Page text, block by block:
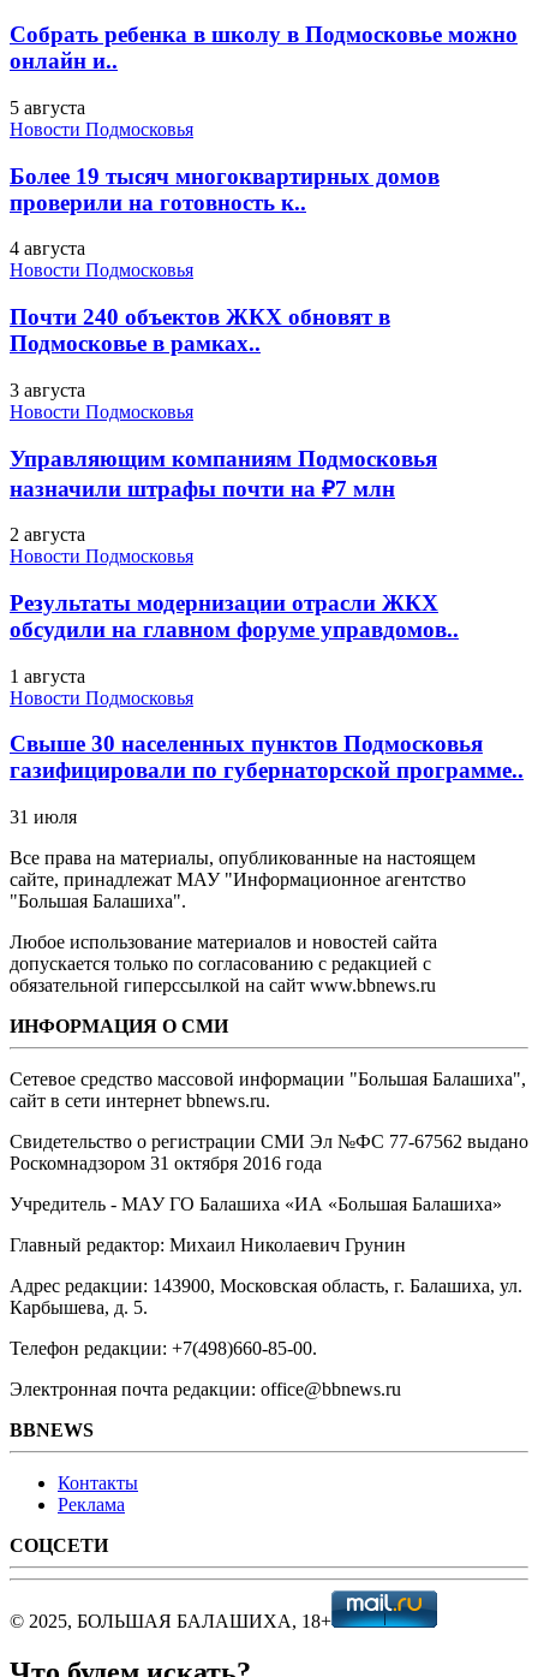
Собрать ребенка в школу в Подмосковье можно
онлайн и..
5 августа
Новости Подмосковья
Более 19 тысяч многоквартирных домов
проверили на готовность к..
4 августа
Новости Подмосковья
Почти 240 объектов ЖКХ обновят в
Подмосковье в рамках..
3 августа
Новости Подмосковья
Управляющим компаниям Подмосковья
назначили штрафы почти на ₽7 млн
2 августа
Новости Подмосковья
Результаты модернизации отрасли ЖКХ
обсудили на главном форуме управдомов..
1 августа
Новости Подмосковья
Свыше 30 населенных пунктов Подмосковья
газифицировали по губернаторской программе..
31 июля
Все права на материалы, опубликованные на настоящем
сайте, принадлежат МАУ "Информационное агентство
"Большая Балашиха".
Любое использование материалов и новостей сайта
допускается только по согласованию с редакцией с
обязательной гиперссылкой на сайт www.bbnews.ru
ИНФОРМАЦИЯ О СМИ
Сетевое средство массовой информации "Большая Балашиха",
сайт в сети интернет bbnews.ru.
Свидетельство о регистрации СМИ Эл №ФС ‎77-67562 выдано
Роскомнадзором 31 октября 2016 года
Учредитель - МАУ ГО Балашиха «ИА «Большая Балашиха»
Главный редактор: Михаил Николаевич Грунин
Адрес редакции: 143900, Московская область, г. Балашиха, ул.
Карбышева, д. 5.
Телефон редакции: +7(498)660-85-00.
Электронная почта редакции: office@bbnews.ru
BBNEWS
Контакты
Реклама
СОЦСЕТИ
© 2025, БОЛЬШАЯ БАЛАШИХА, 18+